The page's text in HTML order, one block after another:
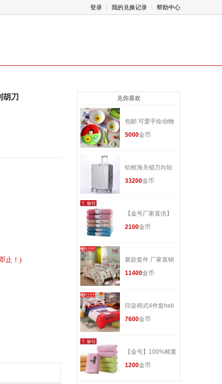
登录 我的兑换记录 帮助中心
胡刀
止！)
兑你喜欢
包邮 可爱手绘动物
式创意陶瓷器餐具
5000金币
铝框海关锁万向轮
箱21寸
33200金币
【金号厂家直供】
面巾74*36 提缎绣
2100金币
新款套件 厂家直销
品
11400金币
印染韩式4件套hell
7600金币
【金号】100%棉童
巾40g
1200金币